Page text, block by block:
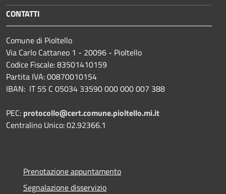
CONTATTI
Comune di Pioltello
Via Carlo Cattaneo 1 - 20096 - Pioltello
Codice Fiscale: 83501410159
Partita IVA: 00870010154
IBAN: IT 55 C 05034 33590 000 000 007 388
PEC: protocollo@cert.comune.pioltello.mi.it
Centralino Unico: 02.92366.1
Prenotazione appuntamento
Segnalazione disservizio